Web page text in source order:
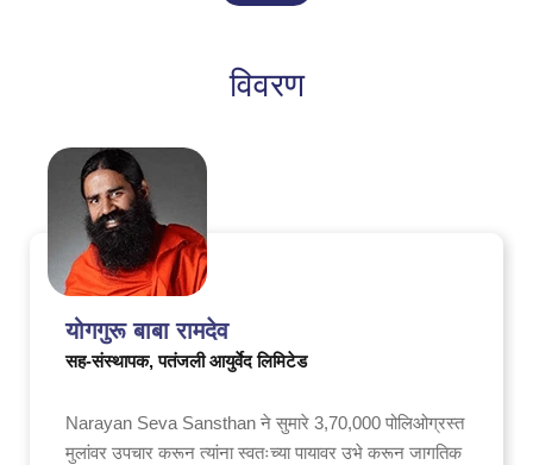
विवरण
योगगुरू बाबा रामदेव
सह-संस्थापक, पतंजली आयुर्वेद लिमिटेड
Narayan Seva Sansthan ने सुमारे 3,70,000 पोलिओग्रस्त
मुलांवर उपचार करून त्यांना स्वतःच्या पायावर उभे करून जागतिक